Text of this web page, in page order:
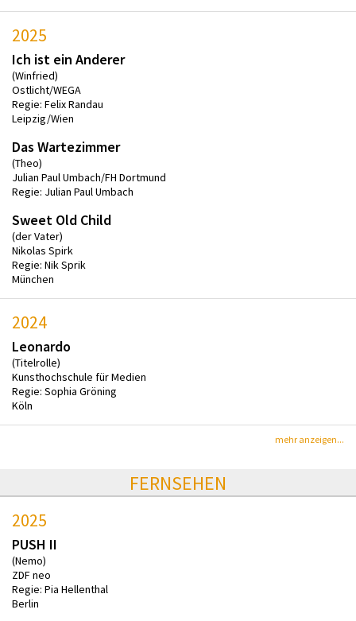
2025
Ich ist ein Anderer
(Winfried)
Ostlicht/WEGA
Regie: Felix Randau
Leipzig/Wien
Das Wartezimmer
(Theo)
Julian Paul Umbach/FH Dortmund
Regie: Julian Paul Umbach
Sweet Old Child
(der Vater)
Nikolas Spirk
Regie: Nik Sprik
München
2024
Leonardo
(Titelrolle)
Kunsthochschule für Medien
Regie: Sophia Gröning
Köln
mehr anzeigen...
FERNSEHEN
2025
PUSH II
(Nemo)
ZDF neo
Regie: Pia Hellenthal
Berlin